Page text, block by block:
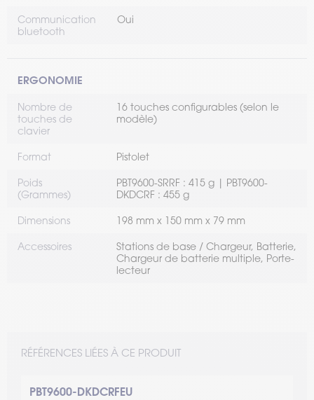
Communication
bluetooth
Oui
ERGONOMIE
Nombre de
touches de
clavier
16 touches configurables (selon le
modèle)
Format Pistolet
Poids
(Grammes)
PBT9600-SRRF : 415 g | PBT9600-
DKDCRF : 455 g
Dimensions 198 mm x 150 mm x 79 mm
Accessoires
Stations de base / Chargeur, Batterie,
Chargeur de batterie multiple, Porte-
lecteur
RÉFÉRENCES LIÉES À CE PRODUIT
PBT9600-DKDCRFEU